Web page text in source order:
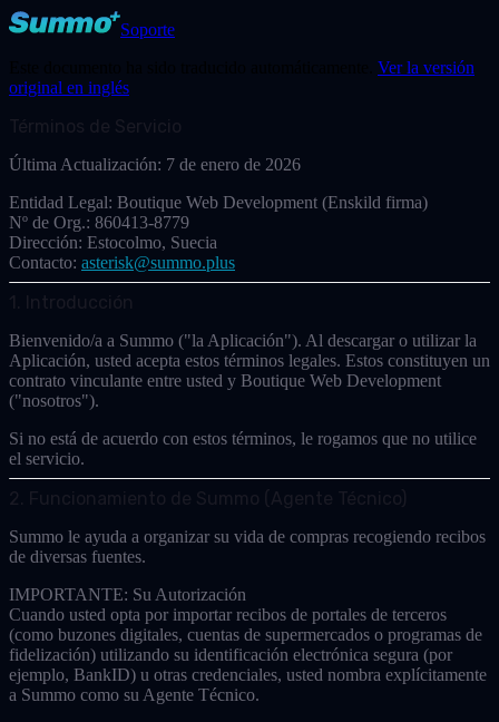
Soporte
Ver la versión
original en inglés
Términos de Servicio
Última Actualización: 7 de enero de 2026
Entidad Legal: Boutique Web Development (Enskild firma)
Nº de Org.: 860413-8779
Dirección: Estocolmo, Suecia
Contacto: asterisk@summo.plus
1. Introducción
Bienvenido/a a Summo ("la Aplicación"). Al descargar o utilizar la
Aplicación, usted acepta estos términos legales. Estos constituyen un
contrato vinculante entre usted y Boutique Web Development
("nosotros").
Si no está de acuerdo con estos términos, le rogamos que no utilice
el servicio.
2. Funcionamiento de Summo (Agente Técnico)
Summo le ayuda a organizar su vida de compras recogiendo recibos
de diversas fuentes.
IMPORTANTE: Su Autorización
Cuando usted opta por importar recibos de portales de terceros
(como buzones digitales, cuentas de supermercados o programas de
fidelización) utilizando su identificación electrónica segura (por
ejemplo, BankID) u otras credenciales, usted nombra explícitamente
a Summo como su Agente Técnico.